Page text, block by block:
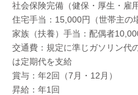
社会保険完備（健保・厚生・雇
住宅手当：15,000円（世帯主の
家族（扶養）手当：配偶者
交通費：規定に準じガソリン代
は定期代を支給
賞与：年2回（7月・12月）
昇給：年1回